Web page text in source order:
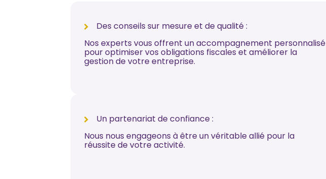
Des conseils sur mesure et de qualité :
Nos experts vous offrent un accompagnement personnalisé
pour optimiser vos obligations fiscales et améliorer la
gestion de votre entreprise.
Un partenariat de confiance :
Nous nous engageons à être un véritable allié pour la
réussite de votre activité.